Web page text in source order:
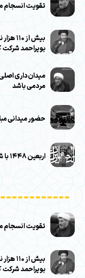
تقویت انسجام
بیش
بویراحمد شرکت
میدان‌داری
مردمی باشد
حضور میدانی
اربعین ۱۴۴۸ با شعار «یا لثارات الحسین» برگزار شد
تقویت انسجام
بیش
بویراحمد شرکت